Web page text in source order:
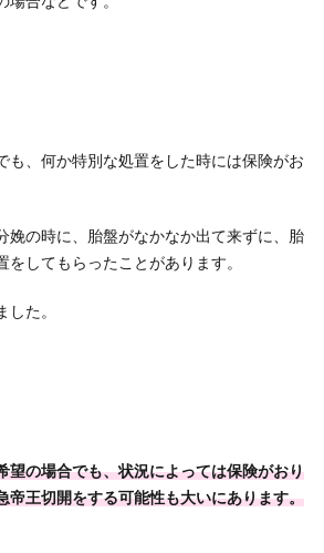
も、何か特別な処置をした時には保険がお
娩の時に、胎盤がなかなか出て来ずに、胎
してもらったことがあります。
た。
望の場合でも、状況によっては保険がおり
帝王切開をする可能性も大いにあります。